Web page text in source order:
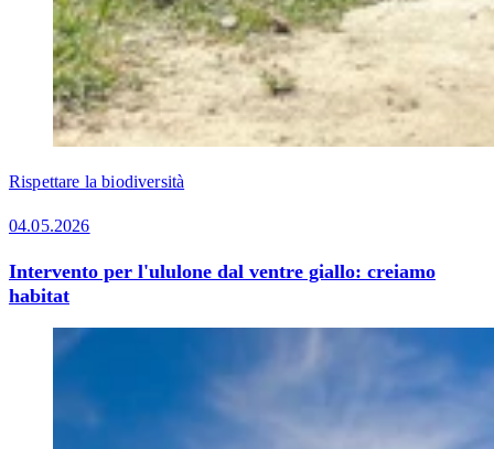
Rispettare la biodiversità
04.05.2026
Intervento per l'ululone dal ventre giallo: creiamo
habitat